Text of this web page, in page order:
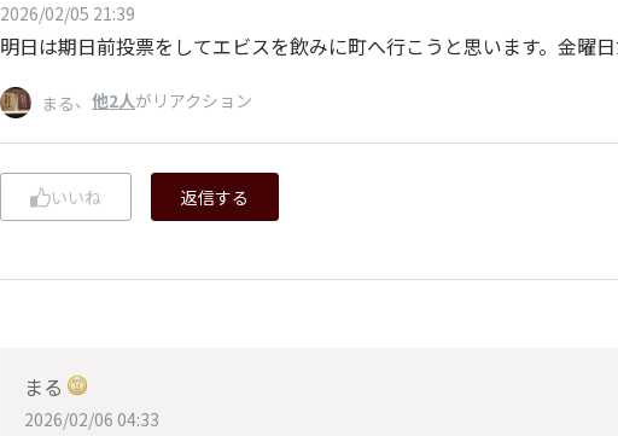
2026/02/05 21:39
明日は期日前投票をしてエビスを飲みに町へ行こうと思います。金曜
まる、 他2人がリアクション
いいね 返信する
まる
2026/02/06 04:33